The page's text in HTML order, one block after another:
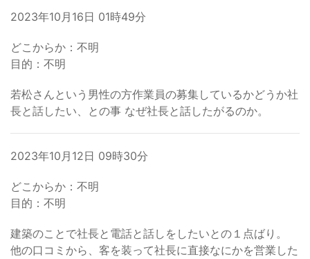
2023年10月16日 01時49分
どこからか：不明
目的：不明
若松さんという男性の方作業員の募集しているかどうか社
長と話したい、との事 なぜ社長と話したがるのか。
2023年10月12日 09時30分
どこからか：不明
目的：不明
建築のことで社長と電話と話しをしたいとの１点ばり。
他の口コミから、客を装って社長に直接なにかを営業した